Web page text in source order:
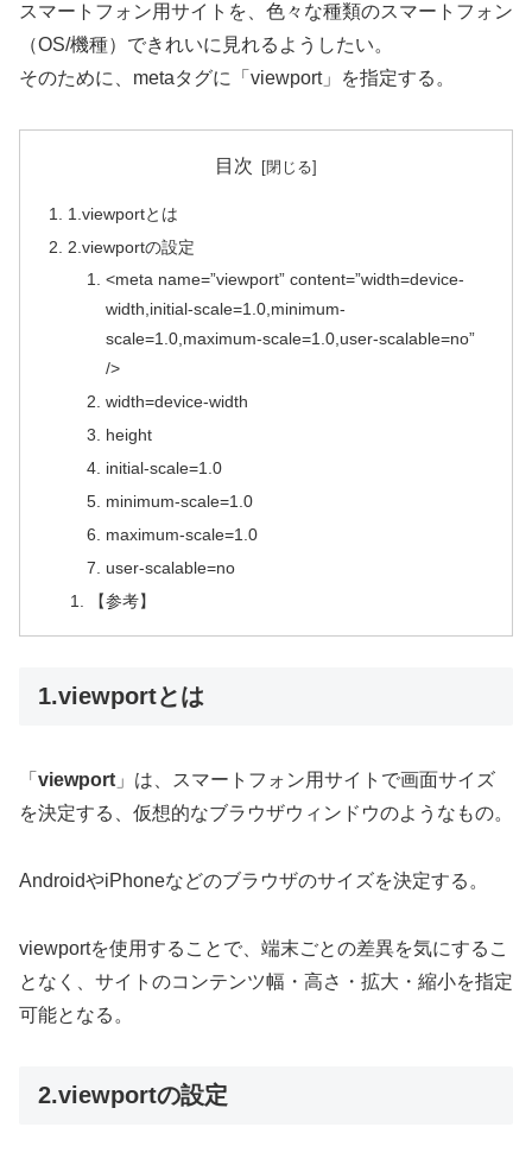
スマートフォン用サイトを、色々な種類のスマートフォン
（OS/機種）できれいに見れるようしたい。
そのために、metaタグに「viewport」を指定する。
目次
1.viewportとは
2.viewportの設定
<meta name=”viewport” content=”width=device-
width,initial-scale=1.0,minimum-
scale=1.0,maximum-scale=1.0,user-scalable=no”
/>
width=device-width
height
initial-scale=1.0
minimum-scale=1.0
maximum-scale=1.0
user-scalable=no
【参考】
1.viewportとは
「 viewport 」は、スマートフォン用サイトで画面サイズ
を決定する、仮想的なブラウザウィンドウのようなもの。
AndroidやiPhoneなどのブラウザのサイズを決定する。
viewportを使用することで、端末ごとの差異を気にするこ
となく、サイトのコンテンツ幅・高さ・拡大・縮小を指定
可能となる。
2.viewportの設定